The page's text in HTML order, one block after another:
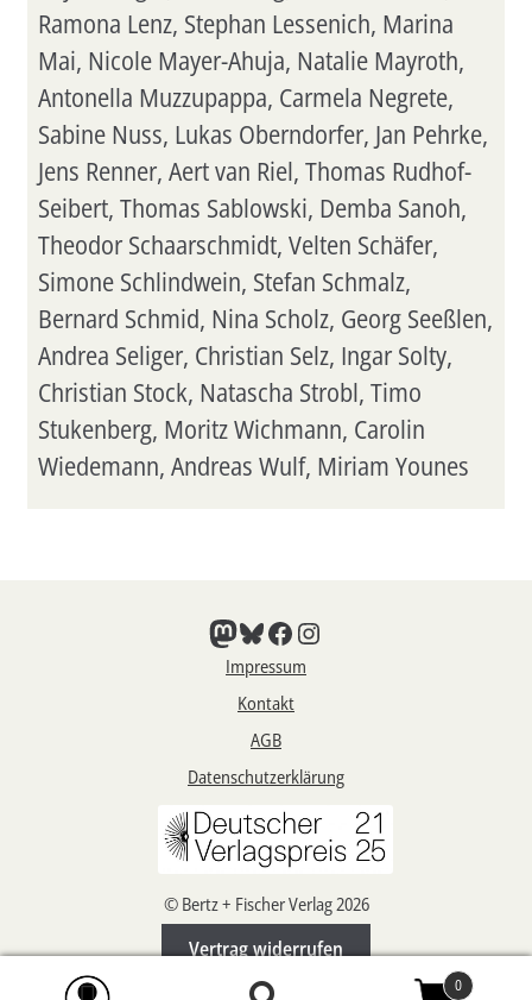
Ramona Lenz, Stephan Lessenich, Marina
Mai, Nicole Mayer-Ahuja, Natalie Mayroth,
Antonella Muzzupappa, Carmela Negrete,
Sabine Nuss, Lukas Oberndorfer, Jan Pehrke,
Jens Renner, Aert van Riel, Thomas Rudhof-
Seibert, Thomas Sablowski, Demba Sanoh,
Theodor Schaarschmidt, Velten Schäfer,
Simone Schlindwein, Stefan Schmalz,
Bernard Schmid, Nina Scholz, Georg Seeßlen,
Andrea Seliger, Christian Selz, Ingar Solty,
Christian Stock, Natascha Strobl, Timo
Stukenberg, Moritz Wichmann, Carolin
Wiedemann, Andreas Wulf, Miriam Younes
Mastodon
Bluesky
Facebook
Instagram
Impressum
Kontakt
AGB
Datenschutzerklärung
© Bertz + Fischer Verlag 2026
Vertrag widerrufen
0